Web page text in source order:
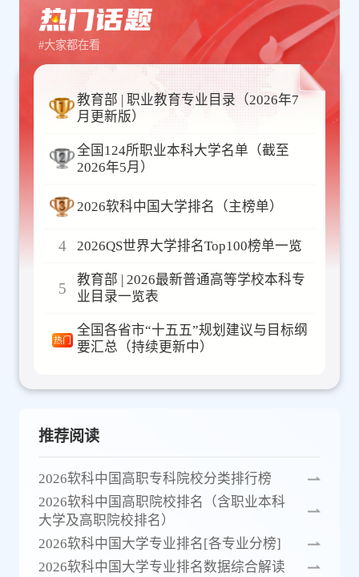
推荐阅读
2026软科中国高职专科院校分类排行榜
2026软科中国高职院校排名（含职业本科
大学及高职院校排名）
2026软科中国大学专业排名[各专业分榜]
2026软科中国大学专业排名数据综合解读
#大家都在看
教育部 | 职业教育专业目录（2026年7
月更新版）
全国124所职业本科大学名单（截至
2026年5月）
2026软科中国大学排名（主榜单）
4 2026QS世界大学排名Top100榜单一览
5 教育部 | 2026最新普通高等学校本科专
业目录一览表
热门
全国各省市“十五五”规划建议与目标纲
要汇总（持续更新中）